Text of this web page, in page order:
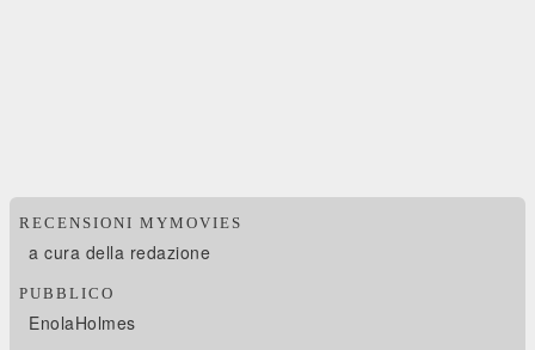
RECENSIONI MYMOVIES
a cura della redazione
PUBBLICO
EnolaHolmes